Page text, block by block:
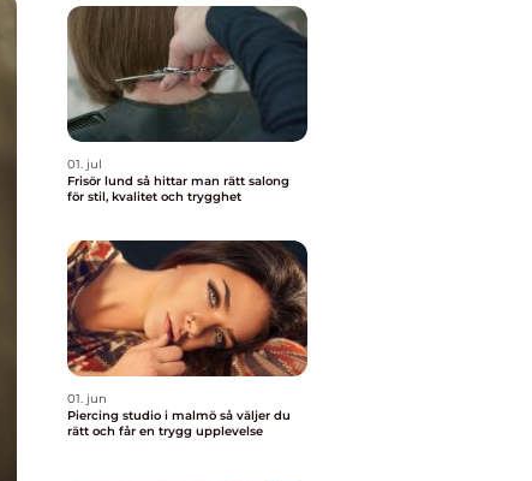
01. jul
Frisör lund så hittar man rätt salong
för stil, kvalitet och trygghet
01. jun
Piercing studio i malmö så väljer du
rätt och får en trygg upplevelse